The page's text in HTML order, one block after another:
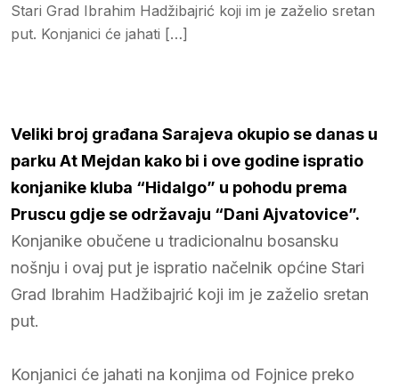
Stari Grad Ibrahim Hadžibajrić koji im je zaželio sretan
put. Konjanici će jahati […]
Veliki broj građana Sarajeva okupio se danas u
parku At Mejdan kako bi i ove godine ispratio
konjanike kluba “Hidalgo” u pohodu prema
Pruscu gdje se održavaju “Dani Ajvatovice”.
Konjanike obučene u tradicionalnu bosansku
nošnju i ovaj put je ispratio načelnik općine Stari
Grad Ibrahim Hadžibajrić koji im je zaželio sretan
put.
Konjanici će jahati na konjima od Fojnice preko